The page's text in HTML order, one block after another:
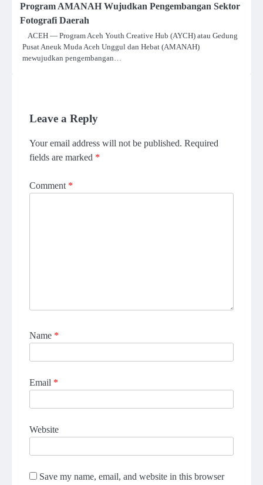
Program AMANAH Wujudkan Pengembangan Sektor
Fotografi Daerah
ACEH — Program Aceh Youth Creative Hub (AYCH) atau Gedung
Pusat Aneuk Muda Aceh Unggul dan Hebat (AMANAH)
mewujudkan pengembangan…
Leave a Reply
Your email address will not be published. Required
fields are marked *
Comment *
Name *
Email *
Website
Save my name, email, and website in this browser